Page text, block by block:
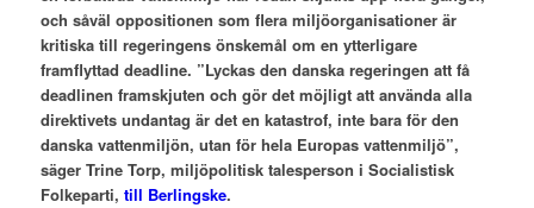
och såväl oppositionen som flera miljöorganisationer är
kritiska till regeringens önskemål om en ytterligare
framflyttad deadline. ”Lyckas den danska regeringen att få
deadlinen framskjuten och gör det möjligt att använda alla
direktivets undantag är det en katastrof, inte bara för den
danska vattenmiljön, utan för hela Europas vattenmiljö”,
säger Trine Torp, miljöpolitisk talesperson i Socialistisk
Folkeparti, till Berlingske.